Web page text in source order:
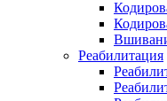
Реабилитация